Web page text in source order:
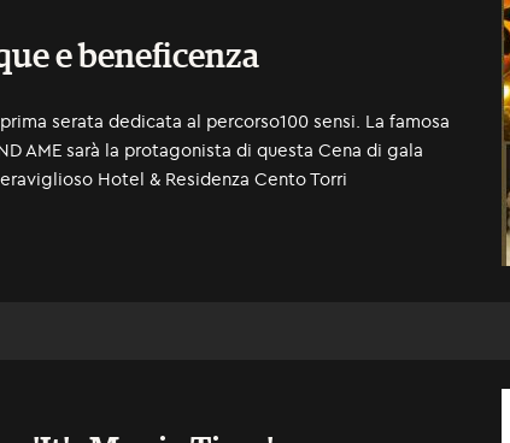
e beneficenza
serata dedicata al percorso100 sensi. La famosa
AME sarà la protagonista di questa Cena di gala
Hotel & Residenza Cento Torri